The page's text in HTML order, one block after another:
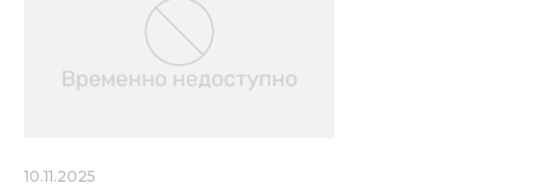
10.11.2025